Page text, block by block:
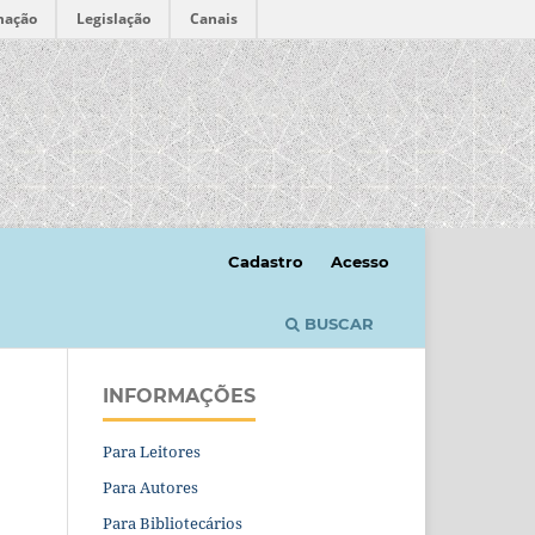
Legislação Canais
BUSCAR
Cadastro Acesso
INFORMAÇÕES
Para Leitores
Para Autores
Para Bibliotecários